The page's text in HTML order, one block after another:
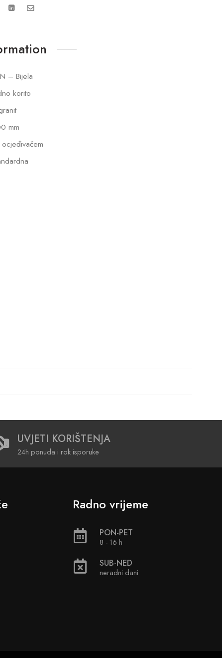
– Bijela
korito
mm
ocjeđivačem
UVJETI KORIŠTENJA
24h ponuda i rok isporuke
Radno vrijeme
PON-PET
8 - 16 h
SUB-NED
neradni dani